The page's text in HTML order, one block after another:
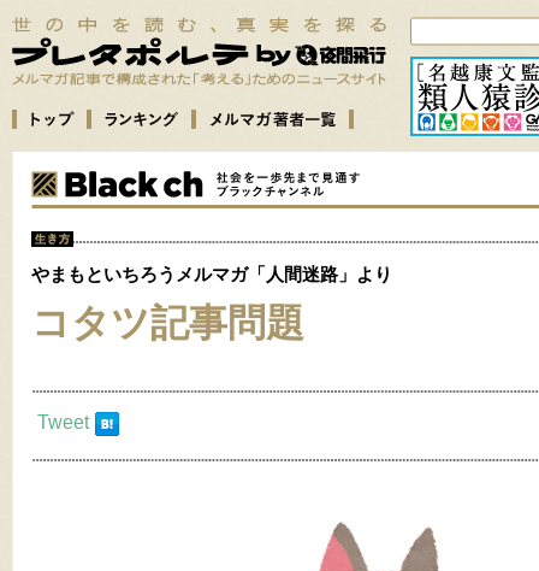
やまもといちろうメルマガ「人間迷路」より
コタツ記事問題
Tweet